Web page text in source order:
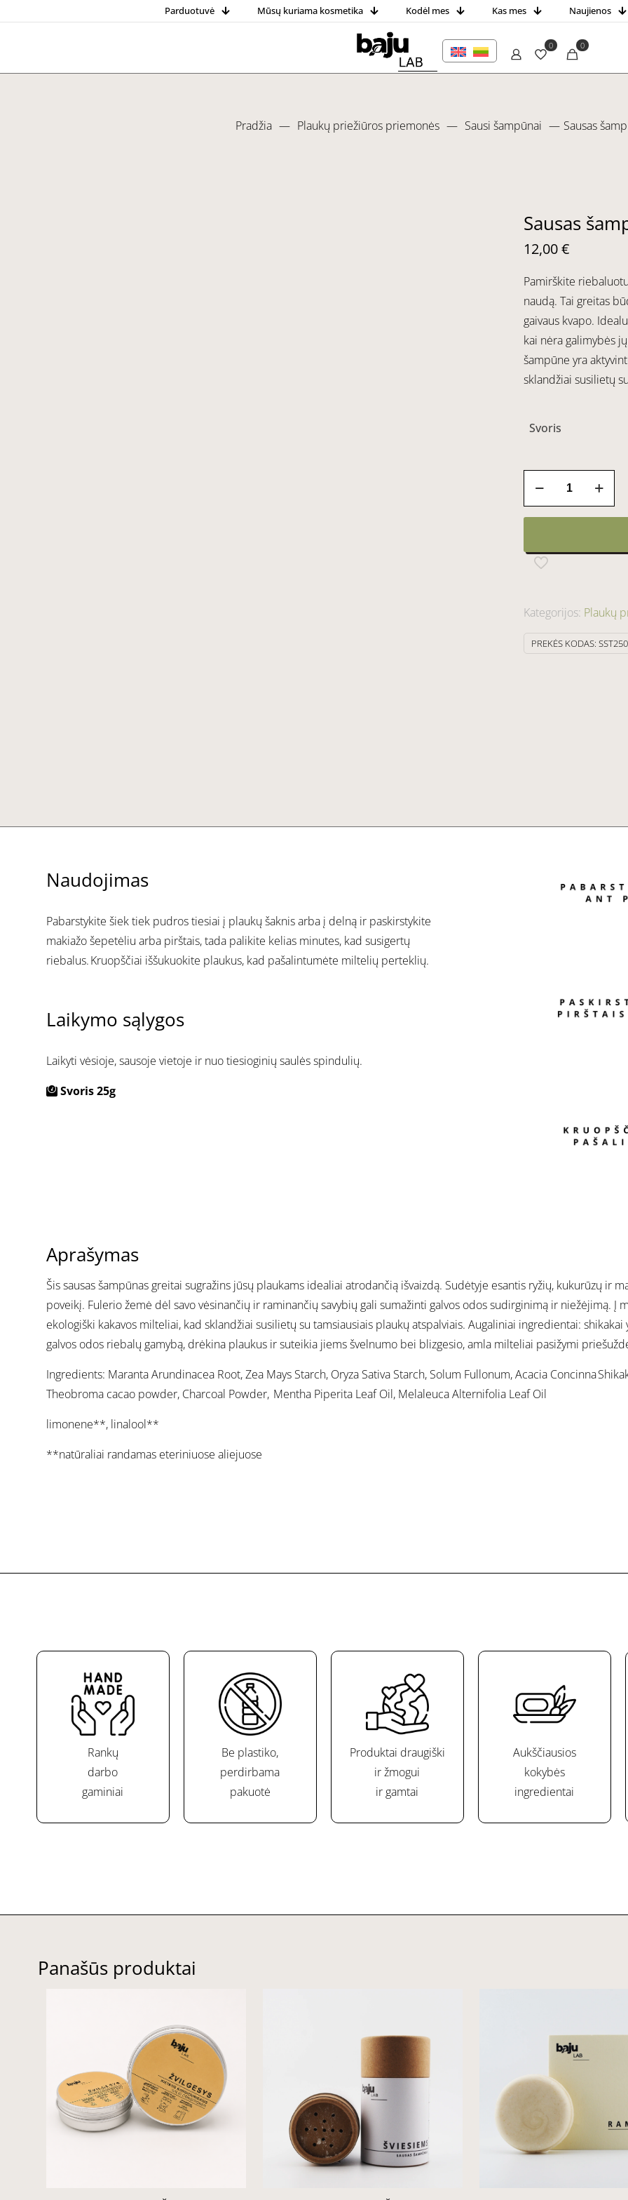
Parduotuvė Mūsų kuriama kosmetika Kodėl mes Kas mes Naujienos
0 0
Pradžia — Plaukų priežiūros priemonės — Sausi šampūnai — Sausas
Sausas
12,00€
Pamirškite
naudą. Tai greitas
gaivaus kvapo.
kai nėra galimybės
šampūne yra
sklandžiai susilietų
Svoris
Sausas
TAMSIEMS
Kategorijos: Plaukų
PREKĖS KODAS:
Naudojimas
Pabarstykite šiek tiek pudros tiesiai į plaukų šaknis arba į delną ir paskirstykite
makiažo šepetėliu arba pirštais, tada palikite kelias minutes, kad susigertų
riebalus. Kruopščiai iššukuokite plaukus, kad pašalintumėte miltelių perteklių.
Laikymo sąlygos
Laikyti vėsioje, sausoje vietoje ir nuo tiesioginių saulės spindulių.
Svoris 25g
Aprašymas
Šis sausas šampūnas greitai sugražins jūsų plaukams idealiai atrodančią išvaizdą. Sudėtyje esantis ryžių, kukurūzų ir
poveikį. Fulerio žemė dėl savo vėsinančių ir raminančių savybių gali sumažinti galvos odos sudirginimą ir niežėjimą. Į
ekologiški kakavos milteliai, kad sklandžiai susilietų su tamsiausiais plaukų atspalviais. Augaliniai ingredientai:
galvos odos riebalų gamybą, drėkina plaukus ir suteikia jiems švelnumo bei blizgesio, amla milteliai pasižymi
Ingredients: Maranta Arundinacea Root, Zea Mays Starch, Oryza Sativa Starch, Solum Fullonum, Acacia Concinna
Theobroma cacao powder, Charcoal Powder, Mentha Piperita Leaf Oil, Melaleuca Alternifolia Leaf Oil
limonene**, linalool**
**natūraliai randamas eteriniuose aliejuose
Rankų
darbo
gaminiai
Be plastiko,
perdirbama
pakuotė
Produktai draugiški
ir žmogui
ir gamtai
Aukščiausios
kokybės
ingredientai
Panašūs produktai